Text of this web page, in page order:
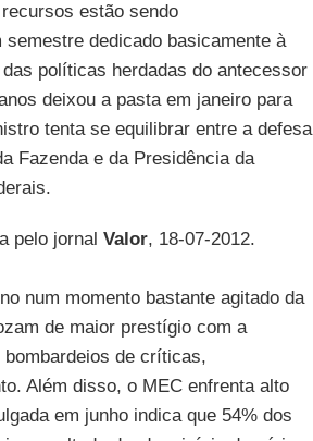
estão sendo
dedicado basicamente à
políticas herdadas do antecessor
deixou a pasta em janeiro para
tenta se equilibrar entre a defesa
Fazenda e da Presidência da
pelo jornal Valor, 18-07-2012.
num momento bastante agitado da
de maior prestígio com a
de críticas,
Além disso, o MEC enfrenta alto
em junho indica que 54% dos